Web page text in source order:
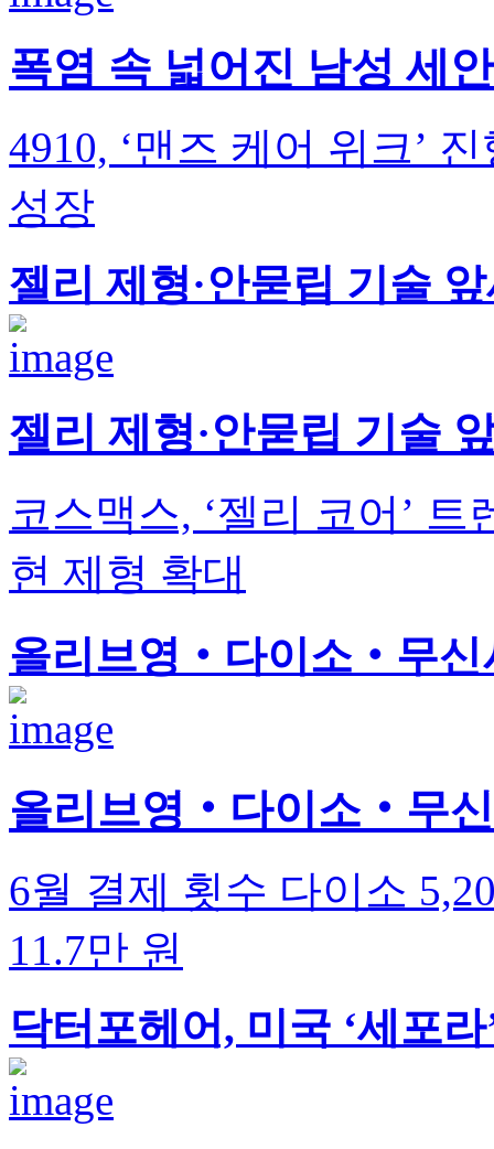
폭염 속 넓어진 남성 세
4910, ‘맨즈 케어 위크’
성장
젤리 제형·안묻립 기술
젤리 제형·안묻립 기술
코스맥스, ‘젤리 코어’
현 제형 확대
올리브영‧다이소‧무신
올리브영‧다이소‧무신
6월 결제 횟수 다이소
11.7만 원
닥터포헤어, 미국 ‘세포